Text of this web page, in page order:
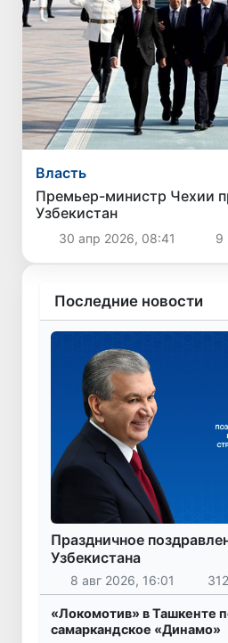
Власть
Премьер-министр Чехии
Узбекистан
30 апр 2026, 08:41 9
Последние новости
Праздничное
Узбекистана
8 авг 2026, 16:01 312
«Локомотив» в Ташкенте
самаркандское «Динамо»